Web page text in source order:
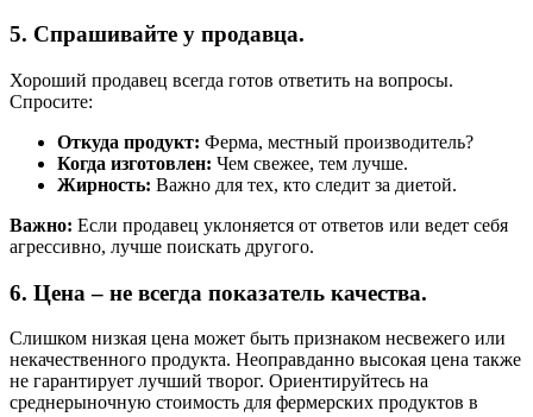
5. Спрашивайте у продавца.
Хороший продавец всегда готов ответить на вопросы.
Спросите:
Откуда продукт: Ферма, местный производитель?
Когда изготовлен: Чем свежее, тем лучше.
Жирность: Важно для тех, кто следит за диетой.
Важно: Если продавец уклоняется от ответов или ведет себя
агрессивно, лучше поискать другого.
6. Цена – не всегда показатель качества.
Слишком низкая цена может быть признаком несвежего или
некачественного продукта. Неоправданно высокая цена также
не гарантирует лучший творог. Ориентируйтесь на
среднерыночную стоимость для фермерских продуктов в